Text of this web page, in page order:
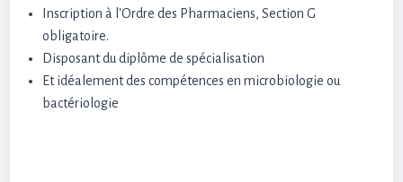
Inscription à l'Ordre des Pharmaciens, Section G
obligatoire.
Disposant du diplôme de spécialisation
Et idéalement des compétences en microbiologie ou
bactériologie